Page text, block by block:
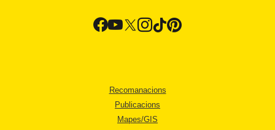
Recomanacions
Publicacions
Mapes/GIS